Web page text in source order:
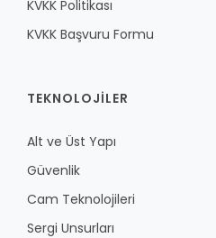
KVKK Politikası
KVKK Başvuru Formu
TEKNOLOJILER
Alt ve Üst Yapı
Güvenlik
Cam Teknolojileri
Sergi Unsurları